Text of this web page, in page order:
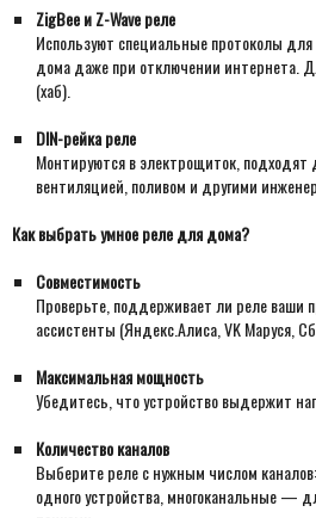
ZigBee и Z-Wave реле
Используют специальные протоколы
дома даже при отключении интернета.
(хаб).
DIN-рейка реле
Монтируются в электрощиток, подходят
вентиляцией, поливом и другими
Как выбрать умное реле для дома?
Совместимость
Проверьте, поддерживает ли реле ваши
ассистенты (Яндекс.Алиса, VK Маруся,
Максимальная мощность
Убедитесь, что устройство выдержит
Количество каналов
Выберите реле с нужным числом
одного устройства, многоканальные —